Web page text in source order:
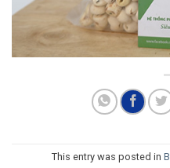
This entry was posted in